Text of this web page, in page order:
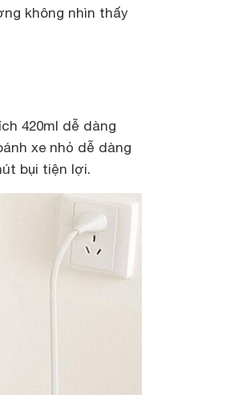
không nhìn thấy
420ml dễ dàng
xe nhỏ dễ dàng
bụi tiện lợi.